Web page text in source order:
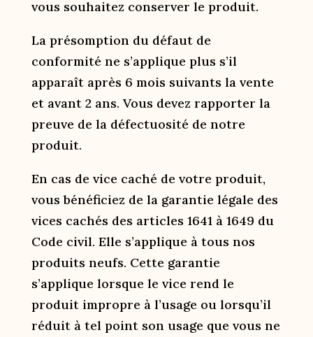
vous souhaitez conserver le produit.
La présomption du défaut de
conformité ne s’applique plus s’il
apparaît après 6 mois suivants la vente
et avant 2 ans. Vous devez rapporter la
preuve de la défectuosité de notre
produit.
En cas de vice caché de votre produit,
vous bénéficiez de la garantie légale des
vices cachés des articles 1641 à 1649 du
Code civil. Elle s’applique à tous nos
produits neufs. Cette garantie
s’applique lorsque le vice rend le
produit impropre à l’usage ou lorsqu’il
réduit à tel point son usage que vous ne